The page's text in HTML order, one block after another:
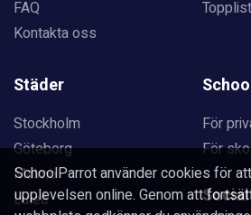
FAQ
Kontakta oss
Städer
Stockholm
Göteborg
Malmö
Luleå
För
För
SchoolParrot använder cookies för
upplevelsen online. Genom att